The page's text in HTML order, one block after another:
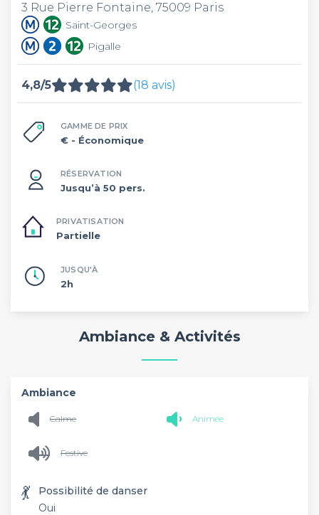
3 Rue Pierre Fontaine, 75009 Paris
Saint-Georges
Pigalle
4,8/5 (18 avis)
GAMME DE PRIX
€ - Économique
RÉSERVATION
Jusqu’à 50 pers.
PRIVATISATION
Partielle
JUSQU'À
2h
Ambiance & Activités
Ambiance
Calme Animée
Festive
💃
Possibilité de danser
Oui